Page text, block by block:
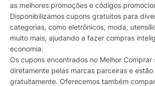
as melhores promoções e códigos
Disponibilizamos cupons gratuitos para
categorias, como eletrônicos, moda,
muito mais, ajudando a fazer compras
economia.
Os cupons encontrados no Melhor Comprar
diretamente pelas marcas parceiras e
gratuitamente. Oferecemos também